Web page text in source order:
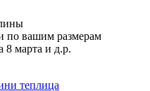
по вашим размерам
8 марта и д.р.